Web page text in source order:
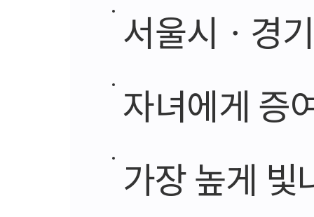
서울시ㆍ경기
자녀에게 증
가장 높게 빛나